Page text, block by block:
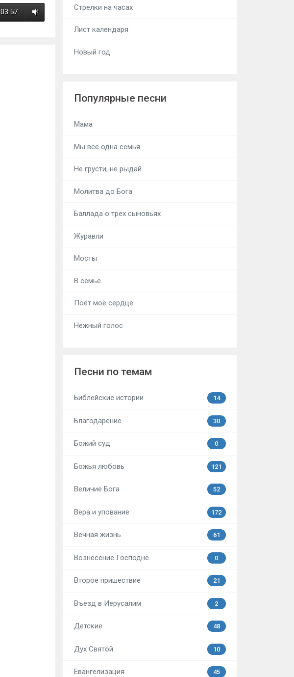
03:57
Стрелки на часах
Лист календаря
Новый год
Популярные песни
Мама
Мы все одна семья
Не грусти, не рыдай
Молитва до Бога
Баллада о трёх сыновьях
Журавли
Мосты
В семье
Поёт моё сердце
Нежный голос
Песни по темам
Библейские истории 14
Благодарение 30
Божий суд 0
Божья любовь 121
Величие Бога 52
Вера и упование 172
Вечная жизнь 61
Вознесение Господне 0
Второе пришествие 21
Въезд в Иерусалим 2
Детские 48
Дух Святой 10
Евангелизация 45